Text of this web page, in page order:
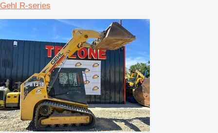
Gehl R-series